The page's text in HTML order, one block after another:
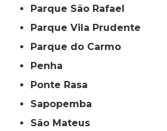
Parque São Rafael
Parque Vila Prudente
Parque do Carmo
Penha
Ponte Rasa
Sapopemba
São Mateus